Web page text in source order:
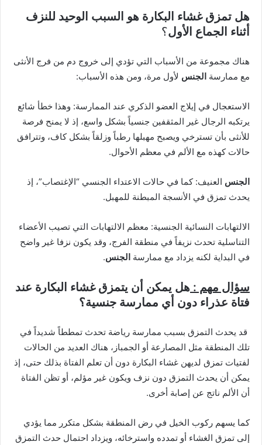
هل تمزق غشاء البكارة هو السبب الوحيد للنزف
أثناء الجماع الأول؟
هناك مجموعة من الأسباب التي تؤدي إلى خروج دم من فرج الأنثى
مع ممارسة الجنس لأول مرة، ومن هذه الأسباب:
الاستعجال في إيلاج العضو الذكري عند الممارسة: وهذا خطأ شائع
يرتكبه الرجال غير المثقفين جنسياً بشكل واسع، إذ لا يمنح فرصة
للأنثى بأن تسترخي ويصبح مهبلها رطباً وزلقاً بشكل كاف، وتترافق
حالات كهذه مع الألم في معظم الأحوال.
الجنس العنيف: كما في حالات الاعتداء الجنسي “الإغتصاب”، إذ
يحدث تمزق في الأنسجة المبطنة للمهبل.
الالتهابات النسائية الجنسية: معظم الالتهابات التي تصيب الأعضاء
التناسلية تحدث نزيفاً في منطقة الفرج، وقد يكون نزفا غير واضح
في البداية لكنه يزداد مع ممارسة الجنس.
سؤال مهم : هل يمكن أن يتمزق غشاء البكارة عند
فتاة عذراء دون أي ممارسة جنسية؟
قد يحدث التمزق بسبب ممارسة رياضة تحدث تمططاً شديداً في
تلك المنطقة مثل المصارعة أو الجمباز، هناك العديد من الحالات
لفتيات تمزق لديهن غشاء البكارة دون أن تعلم الفتاة بذلك حتى، إذ
يمكن أن يحدث التمزق دون نزف ويكون غير مؤلم، أو تظن الفتاة
أن الألم ناتج عن إصابة أخرى.
كما يسهم ركوب الخيل في رض المنطقة بشكل متكرر مما يؤدي
إلى تمزق الغشاء أو تمدده واسترخائه، ويزداد احتمال حدث التمزق